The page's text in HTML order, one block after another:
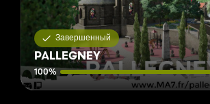
Завершенный
PALLEGNEY
100%